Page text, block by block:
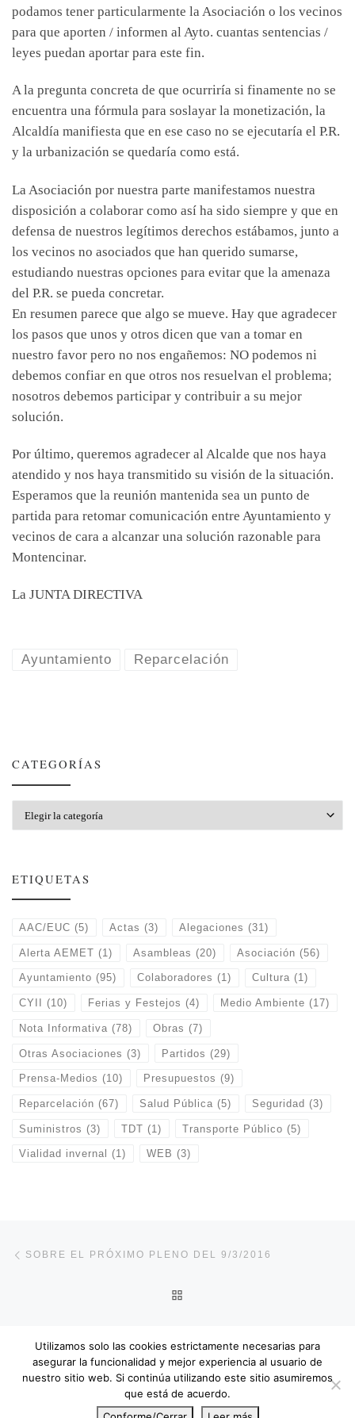
podamos tener particularmente la Asociación o los vecinos
para que aporten / informen al Ayto. cuantas sentencias /
leyes puedan aportar para este fin.
A la pregunta concreta de que ocurriría si finamente no se
encuentra una fórmula para soslayar la monetización, la
Alcaldía manifiesta que en ese caso no se ejecutaría el P.R.
y la urbanización se quedaría como está.
La Asociación por nuestra parte manifestamos nuestra
disposición a colaborar como así ha sido siempre y que en
defensa de nuestros legítimos derechos estábamos, junto a
los vecinos no asociados que han querido sumarse,
estudiando nuestras opciones para evitar que la amenaza
del P.R. se pueda concretar.
En resumen parece que algo se mueve. Hay que agradecer
los pasos que unos y otros dicen que van a tomar en
nuestro favor pero no nos engañemos: NO podemos ni
debemos confiar en que otros nos resuelvan el problema;
nosotros debemos participar y contribuir a su mejor
solución.
Por último, queremos agradecer al Alcalde que nos haya
atendido y nos haya transmitido su visión de la situación.
Esperamos que la reunión mantenida sea un punto de
partida para retomar comunicación entre Ayuntamiento y
vecinos de cara a alcanzar una solución razonable para
Montencinar.
La JUNTA DIRECTIVA
Ayuntamiento Reparcelación
CATEGORÍAS
ETIQUETAS
AAC/EUC (5) Actas (3) Alegaciones (31)
Alerta AEMET (1) Asambleas (20) Asociación (56)
Ayuntamiento (95) Colaboradores (1) Cultura (1)
CYII (10) Ferias y Festejos (4) Medio Ambiente (17)
Nota Informativa (78) Obras (7)
Otras Asociaciones (3) Partidos (29)
Prensa-Medios (10) Presupuestos (9)
Reparcelación (67) Salud Pública (5) Seguridad (3)
Suministros (3) TDT (1) Transporte Público (5)
Vialidad invernal (1) WEB (3)
Navegación de entradas
SOBRE EL PRÓXIMO PLENO DEL 9/3/2016
APME– Todos los derechos reservados
Utilizamos solo las cookies estrictamente necesarias para
asegurar la funcionalidad y mejor experiencia al usuario de
nuestro sitio web. Si continúa utilizando este sitio asumiremos
que está de acuerdo.